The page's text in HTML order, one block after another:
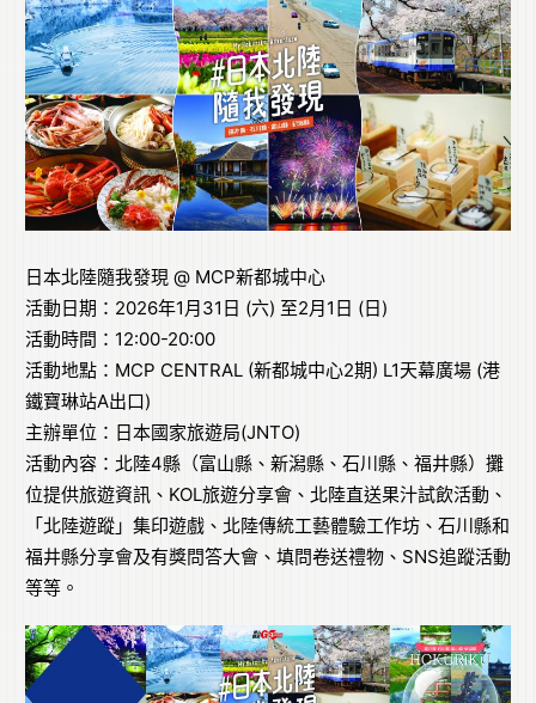
日本北陸隨我發現 @ MCP新都城中心
活動日期：2026年1月31日 (六) 至2月1日 (日)
活動時間：12:00-20:00
活動地點：MCP CENTRAL (新都城中心2期) L1天幕廣場 (港
鐵寶琳站A出口)
主辦單位：日本國家旅遊局(JNTO)
活動內容：北陸4縣（富山縣、新潟縣、石川縣、福井縣）攤
位提供旅遊資訊、KOL旅遊分享會、北陸直送果汁試飲活動、
「北陸遊蹤」集印遊戲、北陸傳統工藝體驗工作坊、石川縣和
福井縣分享會及有獎問答大會、填問卷送禮物、SNS追蹤活動
等等。